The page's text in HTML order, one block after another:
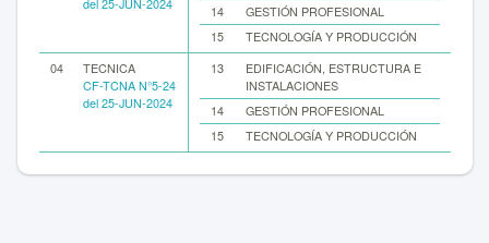
del 25-JUN-2024
14
GESTIÓN PROFESIONAL
15
TECNOLOGÍA Y PRODUCCIÓN
04
TECNICA
CF-TCNA N°5-24
del 25-JUN-2024
13
EDIFICACIÓN, ESTRUCTURA E
INSTALACIONES
14
GESTIÓN PROFESIONAL
15
TECNOLOGÍA Y PRODUCCIÓN